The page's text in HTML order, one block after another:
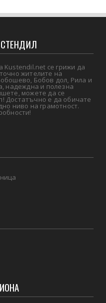
се грижи да
жителите на
Бобов дол, Рила и
надеждна и полезна
можете да се
Достатъчно е да обичате
ниво на грамотност.